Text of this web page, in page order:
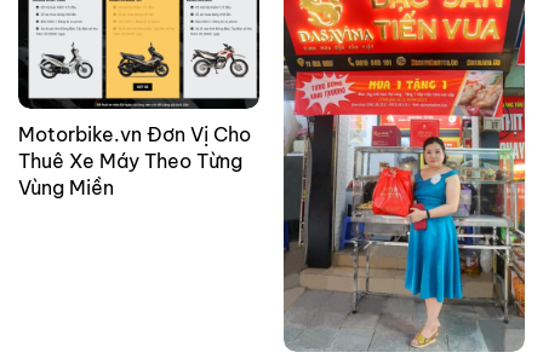
Motorbike.vn Đơn Vị Cho
Thuê Xe Máy Theo Từng
Vùng Miền